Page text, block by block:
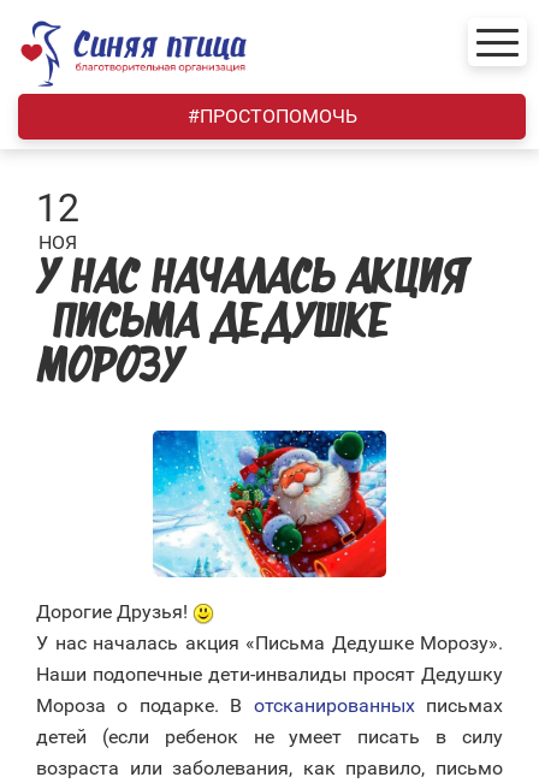
content
#ПРОСТОПОМОЧЬ
12
НОЯ
У НАС НАЧАЛАСЬ АКЦИЯ
«ПИСЬМА ДЕДУШКЕ
МОРОЗУ»
Дорогие Друзья!
У нас началась акция «Письма Дедушке Морозу».
Наши подопечные дети-инвалиды просят Дедушку
Мороза о подарке. В отсканированныхписьмах
детей (если ребенок не умеет писать в силу
возраста или заболевания, как правило, письмо